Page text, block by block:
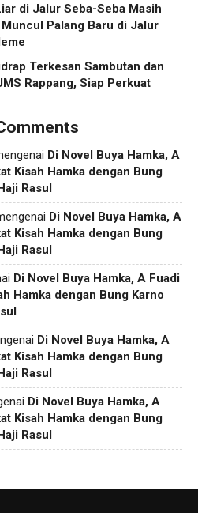
di Jalur Seba-Seba Masih
Palang Baru di Jalur
Terkesan Sambutan dan
Rappang, Siap Perkuat
Di Novel Buya Hamka, A
Kisah Hamka dengan Bung
Rasul
Di Novel Buya Hamka, A
Kisah Hamka dengan Bung
Rasul
Di Novel Buya Hamka, A Fuadi
Hamka dengan Bung Karno
Di Novel Buya Hamka, A
Kisah Hamka dengan Bung
Rasul
Di Novel Buya Hamka, A
Kisah Hamka dengan Bung
Rasul